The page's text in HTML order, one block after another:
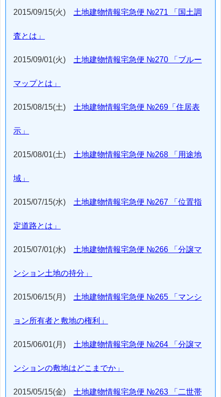
2015/09/15(火) 土地建物情報宅急便 №271 「国土調
査とは」
2015/09/01(火) 土地建物情報宅急便 №270 「ブルー
マップとは」
2015/08/15(土) 土地建物情報宅急便 №269「住居表
示」
2015/08/01(土) 土地建物情報宅急便 №268 「用途地
域」
2015/07/15(水) 土地建物情報宅急便 №267 「位置指
定道路とは」
2015/07/01(水) 土地建物情報宅急便 №266 「分譲マ
ンション土地の持分」
2015/06/15(月) 土地建物情報宅急便 №265 「マンシ
ョン所有者と敷地の権利」
2015/06/01(月) 土地建物情報宅急便 №264 「分譲マ
ンションの敷地はどこまでか」
2015/05/15(金) 土地建物情報宅急便 №263 「二世帯